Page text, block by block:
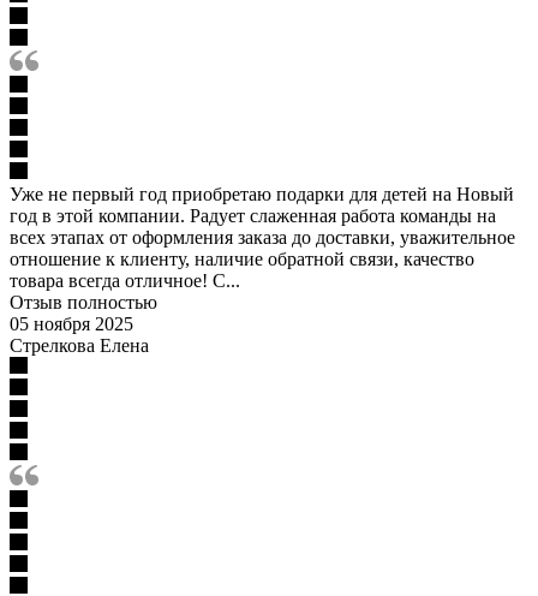
Уже не первый год приобретаю подарки для детей на Новый
год в этой компании. Радует слаженная работа команды на
всех этапах от оформления заказа до доставки, уважительное
отношение к клиенту, наличие обратной связи, качество
товара всегда отличное! С...
Отзыв полностью
05 ноября 2025
Стрелкова Елена